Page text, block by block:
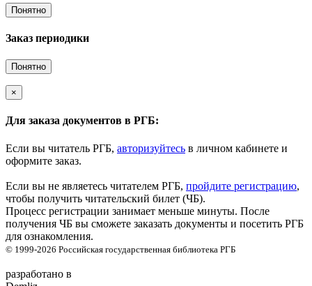
Понятно
Заказ периодики
Понятно
×
Для заказа документов в РГБ:
Если вы читатель РГБ, авторизуйтесь в личном кабинете и
оформите заказ.
Если вы не являетесь читателем РГБ, пройдите регистрацию,
чтобы получить читательский билет (ЧБ).
Процесс регистрации занимает меньше минуты. После
получения ЧБ вы сможете заказать документы и посетить РГБ
для ознакомления.
© 1999-2026 Российская государственная библиотека РГБ
разработано в